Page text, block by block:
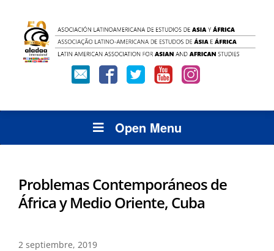
Open Menu
Problemas Contemporáneos de
África y Medio Oriente, Cuba
2 septiembre, 2019